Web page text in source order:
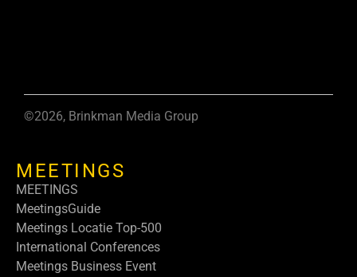
©2026, Brinkman Media Group
MEETINGS
MEETINGS
MeetingsGuide
Meetings Locatie Top-500
International Conferences
Meetings Business Event